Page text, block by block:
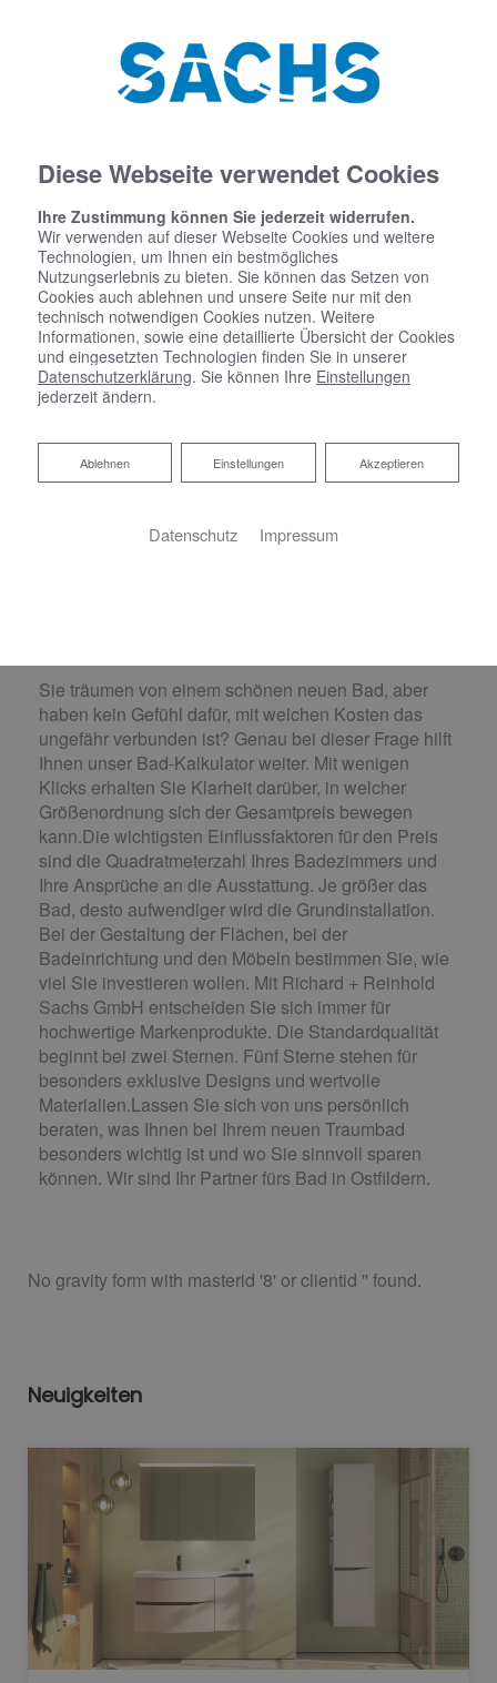
Sie träumen von einem schönen neuen Bad, aber
haben kein Gefühl dafür, mit welchen Kosten das
ungefähr verbunden ist? Genau bei dieser Frage hilft
Ihnen unser Bad-Kalkulator weiter. Mit wenigen
Klicks erhalten Sie Klarheit darüber, in welcher
Größenordnung sich der Gesamtpreis bewegen
kann.Die wichtigsten Einflussfaktoren für den Preis
sind die Quadratmeterzahl Ihres Badezimmers und
Ihre Ansprüche an die Ausstattung. Je größer das
Bad, desto aufwendiger wird die Grundinstallation.
Bei der Gestaltung der Flächen, bei der
Badeinrichtung und den Möbeln bestimmen Sie, wie
viel Sie investieren wollen. Mit Richard + Reinhold
Sachs GmbH entscheiden Sie sich immer für
hochwertige Markenprodukte. Die Standardqualität
beginnt bei zwei Sternen. Fünf Sterne stehen für
besonders exklusive Designs und wertvolle
Materialien.Lassen Sie sich von uns persönlich
beraten, was Ihnen bei Ihrem neuen Traumbad
besonders wichtig ist und wo Sie sinnvoll sparen
können. Wir sind Ihr Partner fürs Bad in Ostfildern.
No gravity form with masterid '8' or clientid '' found.
Neuigkeiten
Diese Webseite verwendet Cookies
Ihre Zustimmung können Sie jederzeit widerrufen.
Wir verwenden auf dieser Webseite Cookies und weitere
Technologien, um Ihnen ein bestmögliches
Nutzungserlebnis zu bieten. Sie können das Setzen von
Cookies auch ablehnen und unsere Seite nur mit den
technisch notwendigen Cookies nutzen. Weitere
Informationen, sowie eine detaillierte Übersicht der Cookies
und eingesetzten Technologien finden Sie in unserer
Datenschutzerklärung. Sie können Ihre Einstellungen
jederzeit ändern.
Akzeptieren
Einstellungen
Ablehnen
Ablehnen
Datenschutz Impressum